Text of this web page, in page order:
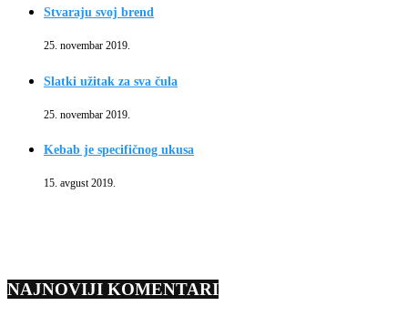
Stvaraju svoj brend
25. novembar 2019.
Slatki užitak za sva čula
25. novembar 2019.
Kebab je specifičnog ukusa
15. avgust 2019.
NAJNOVIJI KOMENTARI